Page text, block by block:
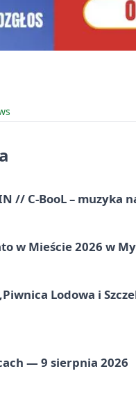
// C-BooL – muzyka
w Mieście 2026 w
Lodowa i
— 9 sierpnia 2026